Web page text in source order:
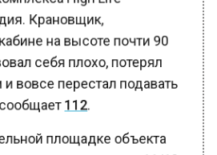
на высоте почти 90
себя плохо, потерял
и вовсе перестал подавать
112.
владение 11/10